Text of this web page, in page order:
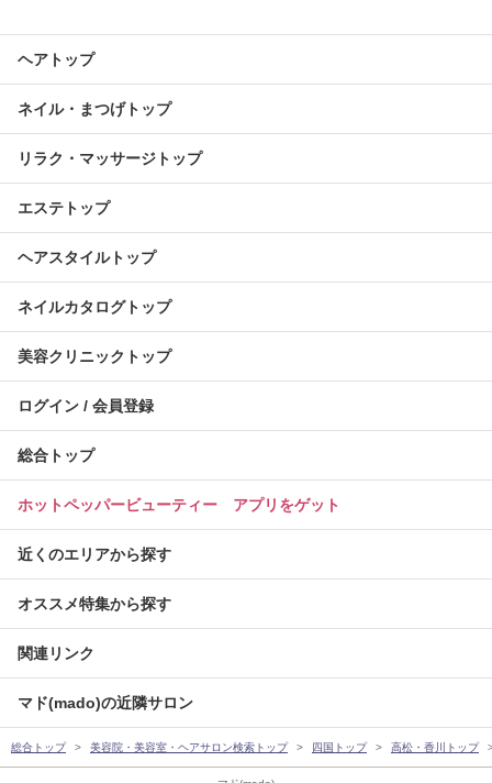
ヘアトップ
ネイル・まつげトップ
リラク・マッサージトップ
エステトップ
ヘアスタイルトップ
ネイルカタログトップ
美容クリニックトップ
ログイン / 会員登録
総合トップ
ホットペッパービューティー アプリをゲット
近くのエリアから探す
オススメ特集から探す
関連リンク
マド(mado)の近隣サロン
総合トップ 美容院・美容室・ヘアサロン検索トップ 四国トップ 高松・香川トップ